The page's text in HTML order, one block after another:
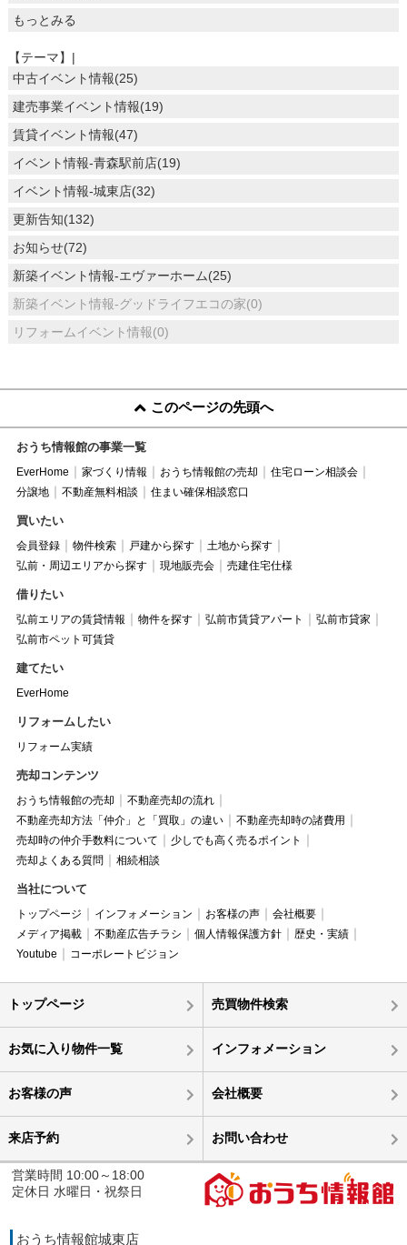
もっとみる
【テーマ】|
中古イベント情報(25)
建売事業イベント情報(19)
賃貸イベント情報(47)
イベント情報-青森駅前店(19)
イベント情報-城東店(32)
更新告知(132)
お知らせ(72)
新築イベント情報-エヴァーホーム(25)
新築イベント情報-グッドライフエコの家(0)
リフォームイベント情報(0)
このページの先頭へ
おうち情報館の事業一覧
EverHome 家づくり情報 おうち情報館の売却
住宅ローン相談会
分譲地
不動産無料相談 住まい確保相談窓口
買いたい
会員登録 物件検索 戸建から探す
土地から探す
弘前・周辺エリアから探す
現地販売会 売建住宅仕様
借りたい
弘前エリアの賃貸情報 物件を探す 弘前市賃貸アパート
弘前市貸家
弘前市ペット可賃貸
建てたい
EverHome
リフォームしたい
リフォーム実績
売却コンテンツ
おうち情報館の売却
不動産売却の流れ
不動産売却方法「仲介」と「買取」の違い
不動産売却時の諸費用
売却時の仲介手数料について
少しでも高く売るポイント
売却よくある質問
相続相談
当社について
トップページ インフォメーション お客様の声
会社概要
メディア掲載
不動産広告チラシ 個人情報保護方針
歴史・実績
Youtube
コーポレートビジョン
トップページ 売買物件検索
お気に入り物件一覧 インフォメーション
お客様の声 会社概要
来店予約 お問い合わせ
営業時間 10:00～18:00
定休日 水曜日・祝祭日
おうち情報館城東店